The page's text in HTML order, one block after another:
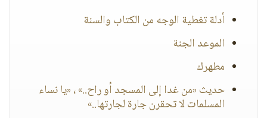
أدلة تغطية الوجه من الكتاب والسنة
الموعد الجنة
مطهرك
حديث «من غدا إلى المسجد أو راح..» ، «يا نساء
المسلمات لا تحقرن جارة لجارتها..»